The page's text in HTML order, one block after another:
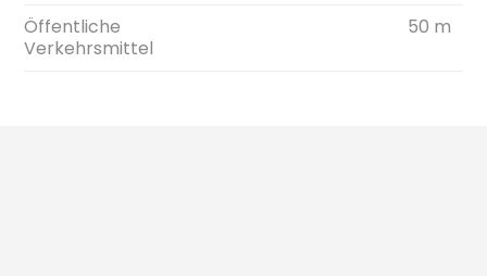
Öffentliche
Verkehrsmittel
50 m